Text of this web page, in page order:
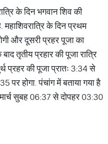
के दिन भगवान शिव की
महाशिवरात्रि के दिन प्रथम
और दूसरी प्रहर पूजा का
तृतीय प्रहार की पूजा रात्रि
प्रहर की पूजा प्रातः 3:34 से
होगा. पंचांग में बताया गया है
सुबह 06:37 से दोपहर 03:30